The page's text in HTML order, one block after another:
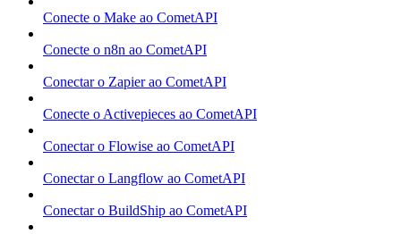
Conecte o Make ao CometAPI
Conecte o n8n ao CometAPI
Conectar o Zapier ao CometAPI
Conecte o Activepieces ao CometAPI
Conectar o Flowise ao CometAPI
Conectar o Langflow ao CometAPI
Conectar o BuildShip ao CometAPI